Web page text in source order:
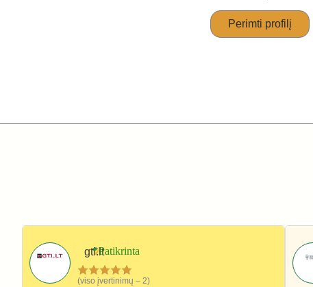
Perimti profilį
gti.lt
(viso įvertinimų – 2)